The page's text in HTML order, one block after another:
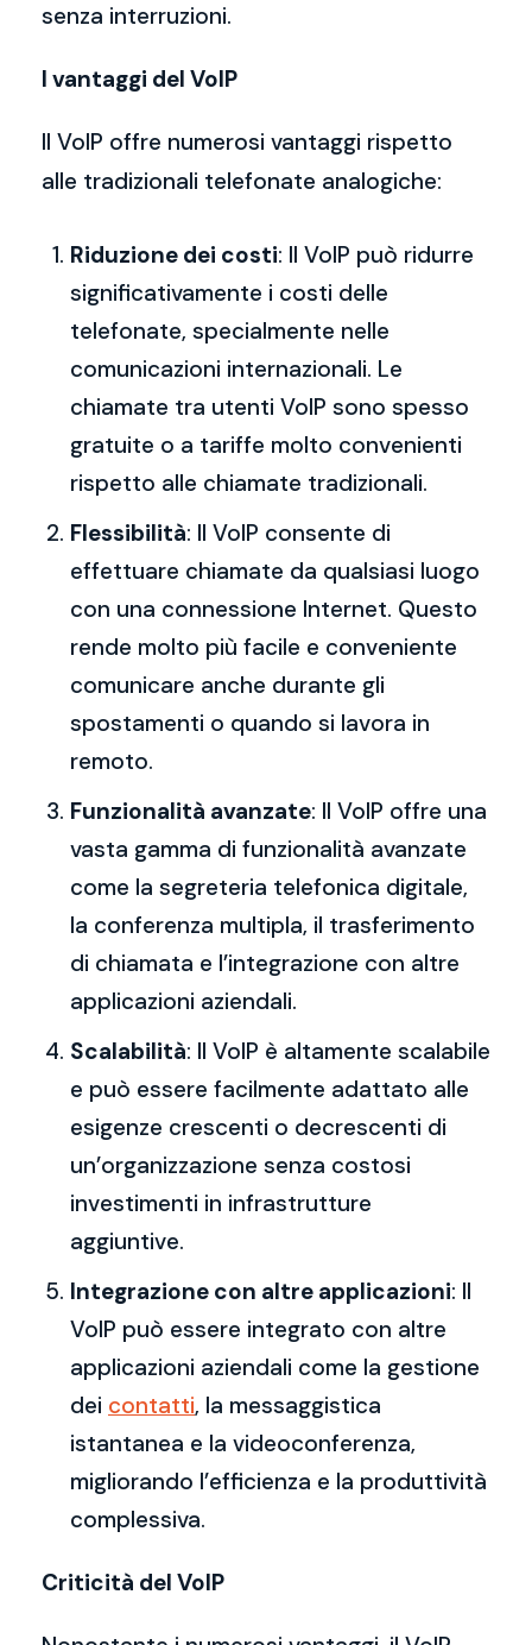
senza interruzioni.
I vantaggi del VoIP
Il VoIP offre numerosi vantaggi rispetto
alle tradizionali telefonate analogiche:
Riduzione dei costi: Il VoIP può ridurre
significativamente i costi delle
telefonate, specialmente nelle
comunicazioni internazionali. Le
chiamate tra utenti VoIP sono spesso
gratuite o a tariffe molto convenienti
rispetto alle chiamate tradizionali.
Flessibilità: Il VoIP consente di
effettuare chiamate da qualsiasi luogo
con una connessione Internet. Questo
rende molto più facile e conveniente
comunicare anche durante gli
spostamenti o quando si lavora in
remoto.
Funzionalità avanzate: Il VoIP offre una
vasta gamma di funzionalità avanzate
come la segreteria telefonica digitale,
la conferenza multipla, il trasferimento
di chiamata e l’integrazione con altre
applicazioni aziendali.
Scalabilità: Il VoIP è altamente scalabile
e può essere facilmente adattato alle
esigenze crescenti o decrescenti di
un’organizzazione senza costosi
investimenti in infrastrutture
aggiuntive.
Integrazione con altre applicazioni: Il
VoIP può essere integrato con altre
applicazioni aziendali come la gestione
dei contatti, la messaggistica
istantanea e la videoconferenza,
migliorando l’efficienza e la produttività
complessiva.
Criticità del VoIP